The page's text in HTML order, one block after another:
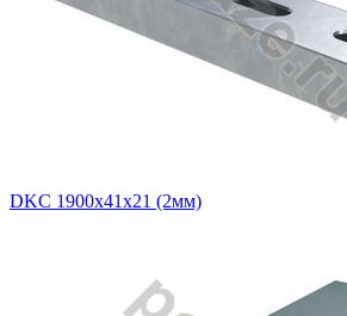
DKC 1900х41х21 (2мм)